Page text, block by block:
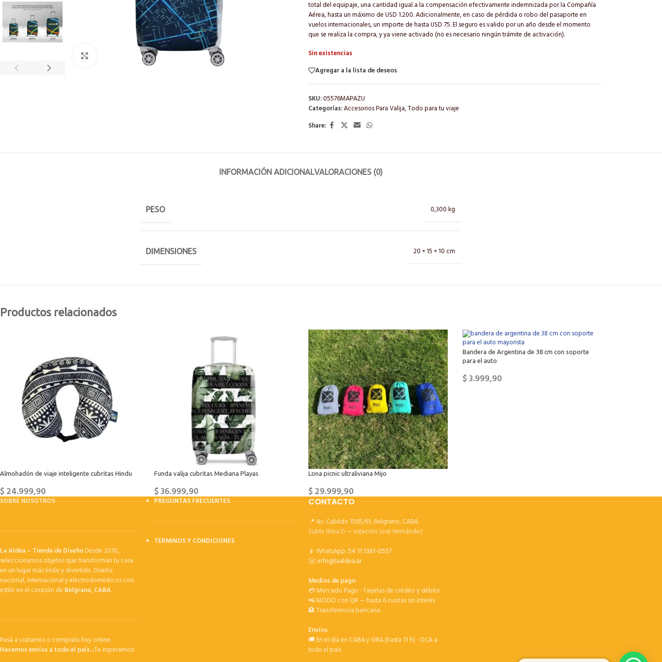
total del equipaje, una cantidad igual a la compensación efectivamente indemnizada por la Compañía
Aérea, hasta un máximo de USD 1.200. Adicionalmente, en caso de pérdida o robo del pasaporte en
vuelos internacionales, un importe de hasta USD 75. El seguro es valido por un año desde el momento
que se realiza la compra, y ya viene activado (no es necesario ningún trámite de activación).
Sin existencias
Agregar a la lista de deseos
SKU:05576MAPAZU
Categorías:Accesorios Para Valija,Todo para tu viaje
Share:
INFORMACIÓN ADICIONALVALORACIONES (0)
PESO 0,300 kg
DIMENSIONES 20 × 15 × 10 cm
Productos relacionados
Almohadón de viaje inteligente cubritas Hindu
$24.999,90
Funda valija cubritas Mediana Playas
$36.999,90
Lona picnic ultraliviana Mijo
$29.999,90
Bandera de Argentina de 38 cm con soporte
para el auto
$3.999,90
SOBRE NOSOTROS
La Aldea – Tienda de DiseñoDesde 2010,
seleccionamos objetos que transforman tu casa
en un lugar más lindo y divertido. Diseño
nacional, internacional y electrodomésticos con
estilo en el corazón de Belgrano, CABA.
Pasá a visitarnos o compralo hoy online.
Hacemos envíos a todo el país.¡Te esperamos!
PREGUNTAS FRECUENTES
TERMINOS Y CONDICIONES
CONTACTO
📍 Av. Cabildo 1565/61, Belgrano, CABA
Subte línea D — estación José Hernández
📱 WhatsApp:54 11 3381-0557
✉️info@laaldea.ar
Medios de pago
💳 Mercado Pago · Tarjetas de crédito y débito
📲 MODO con QR — hasta 6 cuotas sin interés
🏦 Transferencia bancaria
Envíos
🚚 En el día en CABA y GBA (hasta 13 h) · OCA a
todo el país